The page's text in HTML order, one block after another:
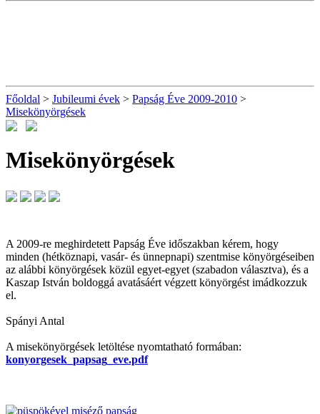
Főoldal > Jubileumi évek > Papság Éve 2009-2010 >
Misekönyörgések
Misekönyörgések
A 2009-re meghirdetett Papság Éve időszakban kérem, hogy
minden (hétköznapi, vasár- és ünnepnapi) szentmise könyörgéseiben
az alábbi könyörgések közül egyet-egyet (szabadon választva), és a
Kaszap István boldoggá avatásáért végzett könyörgést imádkozzuk
el.
Spányi Antal
A misekönyörgések letöltése nyomtatható formában:
konyorgesek_papsag_eve.pdf